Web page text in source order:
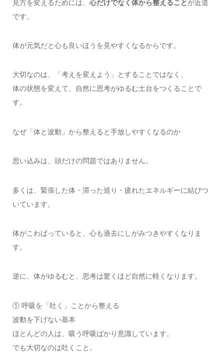
見方を変えるためには、 心だけでなく体から整えることが近道
です。
体が元気だと心も良いほうを見やすくなるからです。
大切なのは、「考えを変えよう」とすることではなく、
体の状態を変えて、自然に思考がゆるむ土台をつくることで
す。
なぜ「体と波動」から整えると手放しやすくなるのか
思い込みは、頭だけの問題ではありません。
多くは、緊張した体・滞った巡り・疲れたエネルギーに結びつ
いています。
体がこわばっていると、心も過去にしがみつきやすくなりま
す。
逆に、体がゆるむと、思考は驚くほど自然に軽くなります。
① 呼吸を「吐く」ことから整える
波動を下げない基本
ほとんどの人は、吸う呼吸ばかり意識しています。
でも大切なのは吐くこと。